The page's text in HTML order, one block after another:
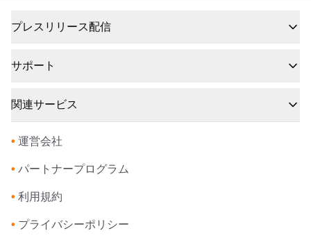
プレスリリース配信
サポート
関連サービス
• 運営会社
• パートナープログラム
• 利用規約
• プライバシーポリシー